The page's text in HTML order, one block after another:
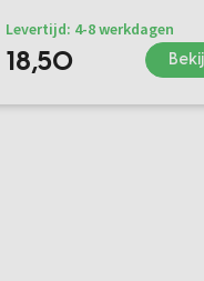
Levertijd: 4-8 werkdagen
18,50